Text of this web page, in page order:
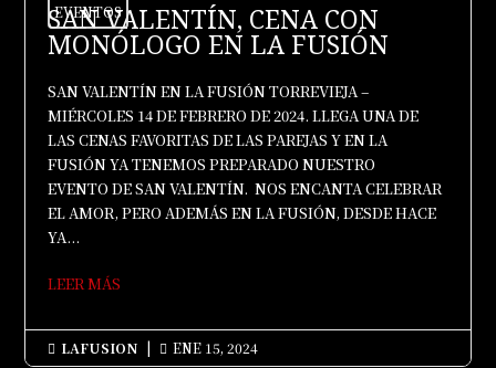
EVENTOS
SAN VALENTÍN, CENA CON
MONÓLOGO EN LA FUSIÓN
SAN VALENTÍN EN LA FUSIÓN TORREVIEJA –
MIÉRCOLES 14 DE FEBRERO DE 2024. LLEGA UNA DE
LAS CENAS FAVORITAS DE LAS PAREJAS Y EN LA
FUSIÓN YA TENEMOS PREPARADO NUESTRO
EVENTO DE SAN VALENTÍN. NOS ENCANTA CELEBRAR
EL AMOR, PERO ADEMÁS EN LA FUSIÓN, DESDE HACE
YA...
LEER MÁS
 LAFUSION |  ENE 15, 2024